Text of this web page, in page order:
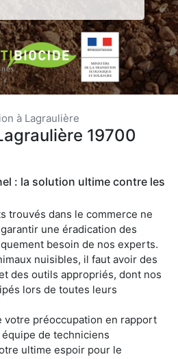
à Lagraulière
19700
: la solution ultime contre les
trouvés dans le commerce ne
une éradication des
besoin de nos experts.
nuisibles, il faut avoir des
des outils appropriés, dont nos
lors de toutes leurs
votre préoccupation en rapport
de techniciens
ultime espoir pour le